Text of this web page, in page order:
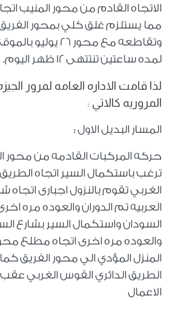
الاتجاه القادم من محور المنيب
مما يستلزم غلق كلي بمحور
وتقاطعه مع محور ٢٦
لمده ساعتين تنتتهى ١٢ ظهر اليوم.
لذا قامت الاداره العامه لمرور
المروريه كالاتي :
المسار البديل الاول :
حركه المركبات القادمه من محور
ترغب باستكمال السير اتجاه
الغربي تقوم بالنزول اجبارى اتجاه
العربيه تم الدوران والعوده مره
السودان واستكمال السير بشارع
المنزل المؤدي الي محور الفريق
الطريق الدائري القوس الغربي
الاعمال